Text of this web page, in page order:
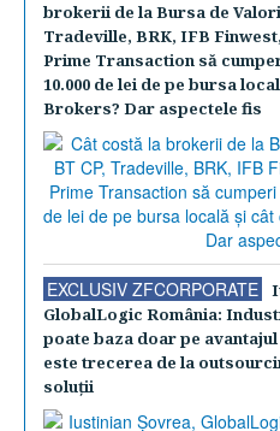
brokerii de la Bursa de
Tradeville, BRK, IFB
Prime Transaction să
10.000 de lei de pe bursa
Brokers? Dar aspectele fis
EXCLUSIV ZFCORPORATE
GlobalLogic România:
poate baza doar pe
este trecerea de la
soluţii